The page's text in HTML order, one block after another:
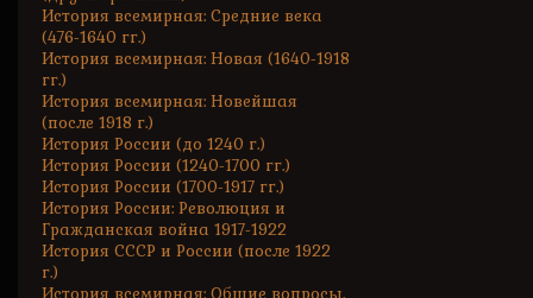
История всемирная: Средние века
(476-1640 гг.)
История всемирная: Новая (1640-1918
гг.)
История всемирная: Новейшая
(после 1918 г.)
История России (до 1240 г.)
История России (1240-1700 гг.)
История России (1700-1917 гг.)
История России: Революция и
Гражданская война 1917-1922
История СССР и России (после 1922
г.)
История всемирная: Общие вопросы.